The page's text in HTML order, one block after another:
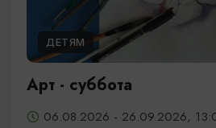
ДЕТЯМ
Арт - суббота
06.08.2026 - 26.09.2026,